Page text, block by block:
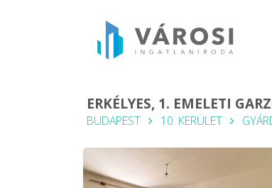
ERKÉLYES, 1. EMELETI
BUDAPEST 10. KERÜLET